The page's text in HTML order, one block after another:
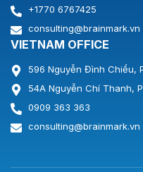
+1770 6767425
consulting@brainmark.vn
VIETNAM OFFICE
596 Nguyễn Đình Chiểu,
54A Nguyễn Chí Thanh,
0909 363 363
consulting@brainmark.vn